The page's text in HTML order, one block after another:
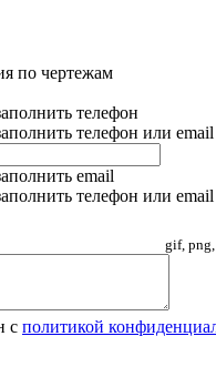
по чертежам
телефон
телефон или email
email
телефон или email
gif,
с политикой